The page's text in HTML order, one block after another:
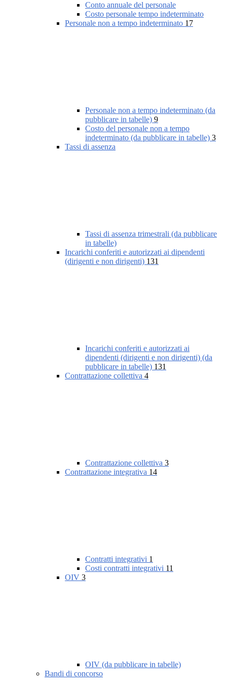
Conto annuale del personale
Costo personale tempo indeterminato
Personale non a tempo indeterminato 17
Personale non a tempo indeterminato (da
pubblicare in tabelle) 9
Costo del personale non a tempo
indeterminato (da pubblicare in tabelle) 3
Tassi di assenza
Tassi di assenza trimestrali (da pubblicare
in tabelle)
Incarichi conferiti e autorizzati ai dipendenti
(dirigenti e non dirigenti) 131
Incarichi conferiti e autorizzati ai
dipendenti (dirigenti e non dirigenti) (da
pubblicare in tabelle) 131
Contrattazione collettiva 4
Contrattazione collettiva 3
Contrattazione integrativa 14
Contratti integrativi 1
Costi contratti integrativi 11
OIV 3
OIV (da pubblicare in tabelle)
Bandi di concorso